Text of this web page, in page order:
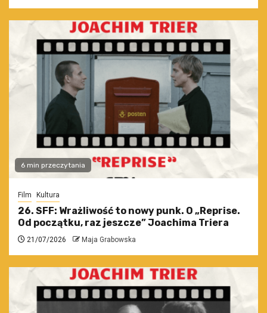
6 min przeczytania
Film Kultura
26. SFF: Wrażliwość to nowy punk. O „Reprise.
Od początku, raz jeszcze” Joachima Triera
21/07/2026 Maja Grabowska